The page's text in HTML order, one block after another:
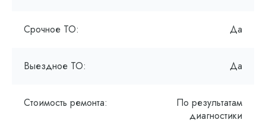
Срочное ТО: Да
Выездное ТО: Да
Стоимость ремонта:
По результатам
диагностики